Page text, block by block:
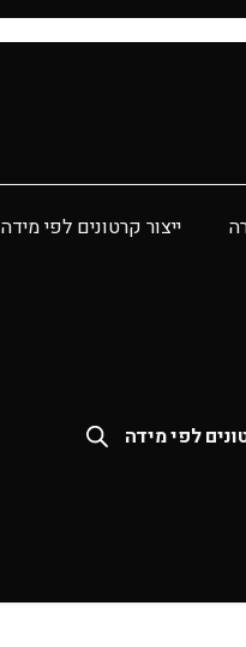
ייצור קרטונים לפי מידה
לפי מידה